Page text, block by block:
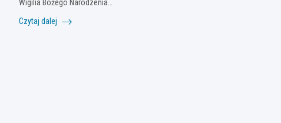
Wigilia Bożego Narodzenia…
Czytaj dalej